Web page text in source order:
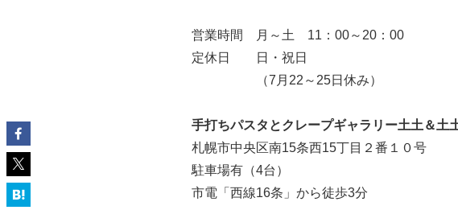
営業時間 月～土 11：00～20：00
定休日 日・祝日
（7月22～25日休み）
手打ちパスタとクレープギャラリー土土＆土
札幌市中央区南15条西15丁目２番１０号
駐車場有（4台）
市電「西線16条」から徒歩3分